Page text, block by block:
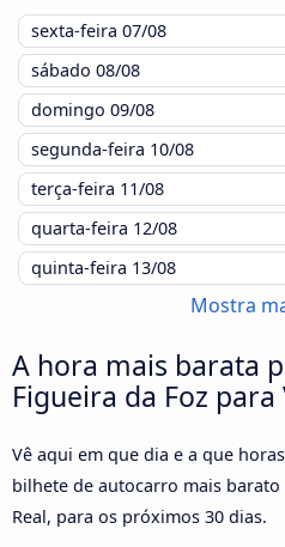
sexta-feira 07/08
sábado 08/08
domingo 09/08
segunda-feira 10/08
terça-feira 11/08
quarta-feira 12/08
quinta-feira 13/08
Mostra
A hora mais barata
Figueira da Foz para
Vê aqui em que dia e a que
bilhete de autocarro mais barato
Real, para os próximos 30 dias.